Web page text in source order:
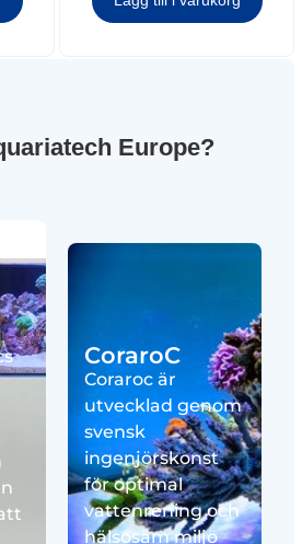
Europe?
CoraroC
Coraroc är
utvecklad genom
svensk
ingenjörskonst
för optimal
vattenrening och
hälsosam miljö